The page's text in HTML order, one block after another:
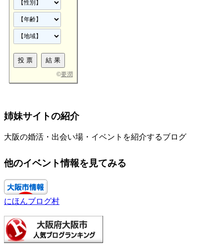
©要潤
姉妹サイトの紹介
大阪の婚活・出会い場・イベントを紹介するブログ
他のイベント情報を見てみる
にほんブログ村